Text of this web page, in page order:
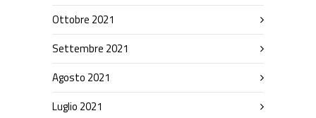
Ottobre 2021
Settembre 2021
Agosto 2021
Luglio 2021